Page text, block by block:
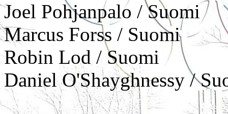
Joel Pohjanpalo / Suomi
Marcus Forss / Suomi
Robin Lod / Suomi
Daniel O'Shayghnessy /